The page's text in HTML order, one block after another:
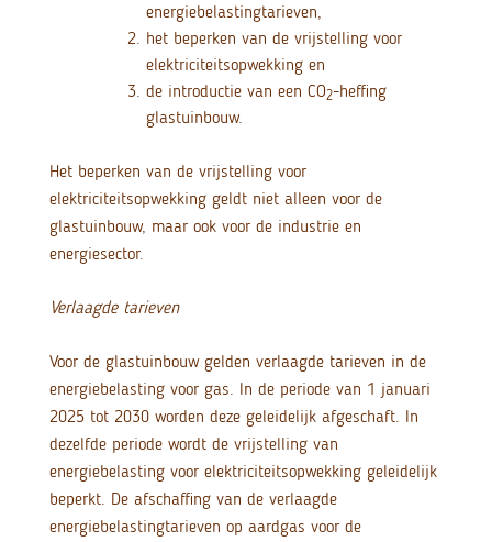
energiebelastingtarieven,
het beperken van de vrijstelling voor
elektriciteitsopwekking en
de introductie van een CO2-heffing
glastuinbouw.
Het beperken van de vrijstelling voor
elektriciteitsopwekking geldt niet alleen voor de
glastuinbouw, maar ook voor de industrie en
energiesector.
Verlaagde tarieven
Voor de glastuinbouw gelden verlaagde tarieven in de
energiebelasting voor gas. In de periode van 1 januari
2025 tot 2030 worden deze geleidelijk afgeschaft. In
dezelfde periode wordt de vrijstelling van
energiebelasting voor elektriciteitsopwekking geleidelijk
beperkt. De afschaffing van de verlaagde
energiebelastingtarieven op aardgas voor de